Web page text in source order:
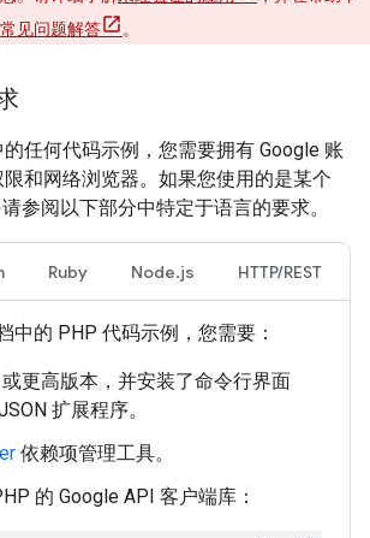
见问题解答 。
任何代码示例，您需要拥有 Google 账
和网络浏览器。如果您使用的是某个
参阅以下部分中特定于语言的要求。
Ruby Node.js HTTP/REST
中的 PHP 代码示例，您需要：
或更高版本，并安装了命令行界面
扩展程序。
依赖项管理工具。
的 Google API 客户端库：